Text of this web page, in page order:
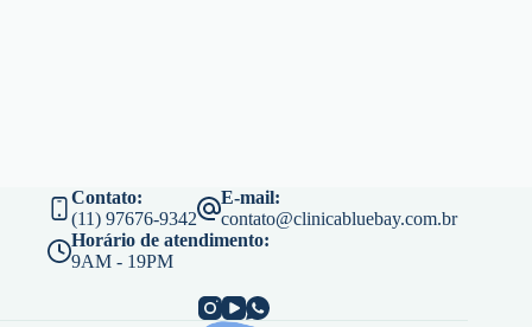
Contato:
(11) 97676-9342
E-mail:
contato@clinicabluebay.com.br
Horário de atendimento:
9AM - 19PM